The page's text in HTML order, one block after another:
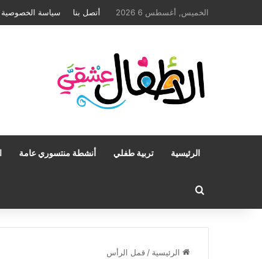
الخميس, أغسطس 6 2026 أتصل بنا سياسة الخصوصية
الرئيسية تربية طفلي أنشطة منتسوري عامة
الرئيسية / قمل الرأس